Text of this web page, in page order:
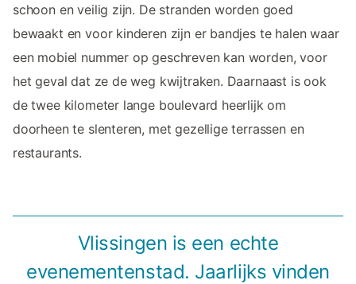
schoon en veilig zijn. De stranden worden goed
bewaakt en voor kinderen zijn er bandjes te halen waar
een mobiel nummer op geschreven kan worden, voor
het geval dat ze de weg kwijtraken. Daarnaast is ook
de twee kilometer lange boulevard heerlijk om
doorheen te slenteren, met gezellige terrassen en
restaurants.
Vlissingen is een echte
evenementenstad. Jaarlijks vinden